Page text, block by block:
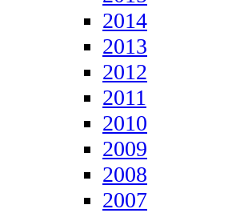
2014
2013
2012
2011
2010
2009
2008
2007